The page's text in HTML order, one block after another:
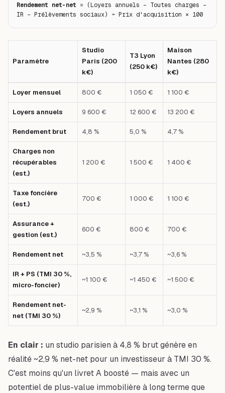
Rendement net-net = (Loyers annuels − Toutes charges −
IR − Prélèvements sociaux) ÷ Prix d'acquisition × 100
Paramètre
Studio
Paris (200
k€)
T3 Lyon
(250 k€)
Maison
Nantes (280
k€)
Loyer mensuel 800 € 1 050 € 1 100 €
Loyers annuels 9 600 € 12 600 € 13 200 €
Rendement brut 4,8 % 5,0 % 4,7 %
Charges non
récupérables
(est.)
1 200 € 1 500 € 1 400 €
Taxe foncière
(est.)
700 € 1 000 € 1 100 €
Assurance +
gestion (est.)
600 € 800 € 700 €
Rendement net ~3,5 % ~3,7 % ~3,6 %
IR + PS (TMI 30 %,
micro-foncier)
~1 100 € ~1 450 € ~1 500 €
Rendement net-
net (TMI 30 %)
~2,9 % ~3,1 % ~3,0 %
En clair : un studio parisien à 4,8 % brut génère en
réalité ~2,9 % net-net pour un investisseur à TMI 30 %.
C'est moins qu'un livret A boosté — mais avec un
potentiel de plus-value immobilière à long terme que